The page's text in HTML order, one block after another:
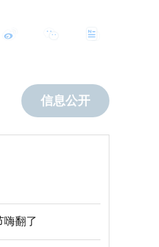
信息公开
嗨翻了